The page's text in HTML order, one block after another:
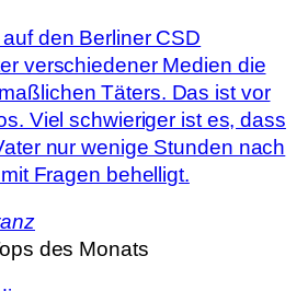
den Berliner CSD
verschiedener Medien die
Täters. Das ist vor
Viel schwieriger ist es, dass
nur wenige Stunden nach
Fragen behelligt.
des Monats